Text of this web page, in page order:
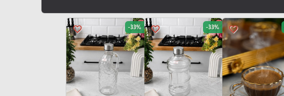
favorite_border
favorite_border -33%
favorite_border -33%